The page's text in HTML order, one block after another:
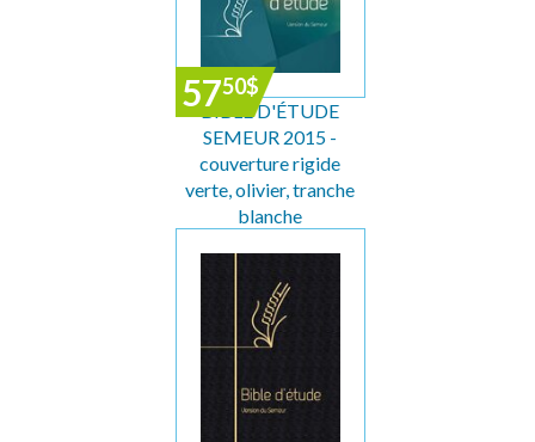
5750$
BIBLE D'ÉTUDE
SEMEUR 2015 -
couverture rigide
verte, olivier, tranche
blanche